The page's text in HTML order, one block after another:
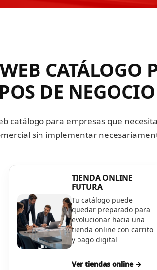
CATÁLOGO
DE NEGOCIO
catálogo para empresas que
sin implementar
TIENDA ONLINE
FUTURA
Tu catálogo puede
quedar preparado para
evolucionar hacia una
tienda online con carrito
y pago digital.
Ver tiendas online →